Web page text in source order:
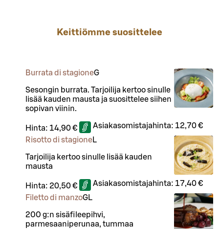
Keittiömme suosittelee
Burrata di stagioneG
Sesongin burrata. Tarjoilija kertoo sinulle
lisää kauden mausta ja suosittelee siihen
sopivan viinin.
Hinta: 14,90 € Asiakasomistajahinta: 12,70 €
Risotto di stagioneL
Tarjoilija kertoo sinulle lisää kauden
mausta
Hinta: 20,50 € Asiakasomistajahinta: 17,40 €
Filetto di manzoGL
200 g:n sisäfileepihvi,
parmesaaniperunaa, tummaa